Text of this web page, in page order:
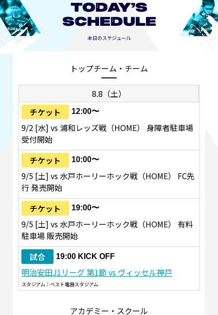
TODAY’S
SCHEDULE
本日のスケジュール
トップチーム・チーム
8.8（土）
チケット
12:00〜
9/2 [水] vs 浦和レッズ戦（HOME） 身障者駐車場
受付開始
チケット
10:00〜
9/5 [土] vs 水戸ホーリーホック戦（HOME） FC先
行 発売開始
チケット
19:00〜
9/5 [土] vs 水戸ホーリーホック戦（HOME） 有料
駐車場 販売開始
試合
19:00 KICK OFF
明治安田J1リーグ 第1節 vs ヴィッセル神戸
スタジアム：ベスト電器スタジアム
アカデミー・スクール